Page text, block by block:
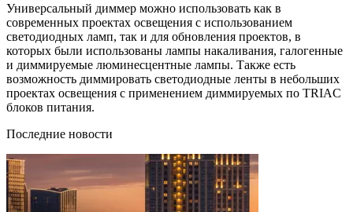
Универсальный диммер можно использовать как в
современных проектах освещения с использованием
светодиодных ламп, так и для обновления проектов, в
которых были использованы лампы накаливания, галогенные
и диммируемые люминесцентные лампы. Также есть
возможность диммировать светодиодные ленты в небольших
проектах освещения с применением диммируемых по TRIAC
блоков питания.
Последние новости